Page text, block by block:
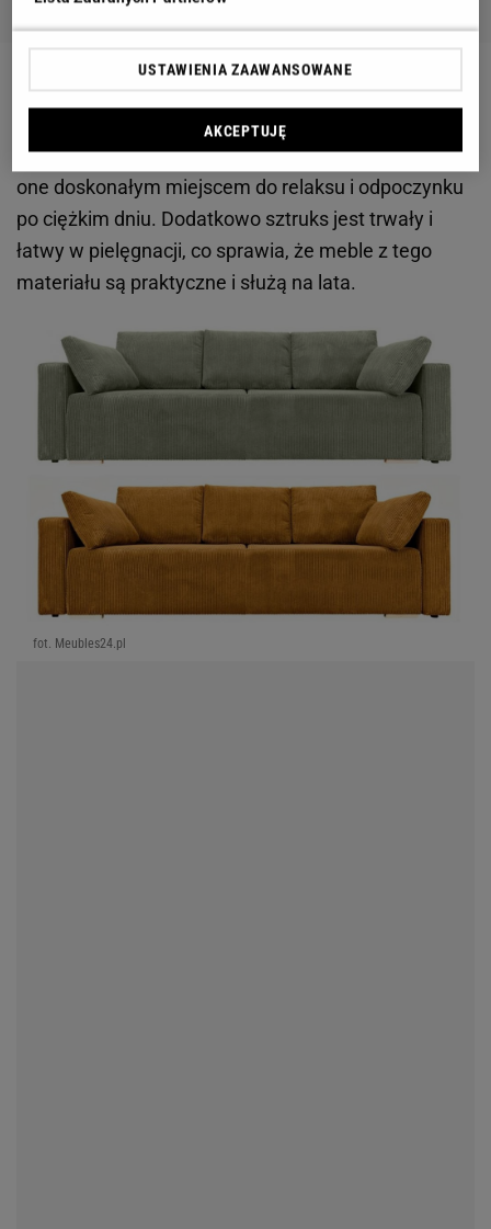
Sztruksowe meble wypoczynkowe oferują również
niezrównany komfort. Dzięki swojej miękkiej
fakturze i przyjemnemu w dotyku materiałowi, są
one doskonałym miejscem do relaksu i odpoczynku
po ciężkim dniu. Dodatkowo sztruks jest trwały i
łatwy w pielęgnacji, co sprawia, że meble z tego
materiału są praktyczne i służą na lata.
fot. Meubles24.pl
USTAWIENIA ZAAWANSOWANE
AKCEPTUJĘ